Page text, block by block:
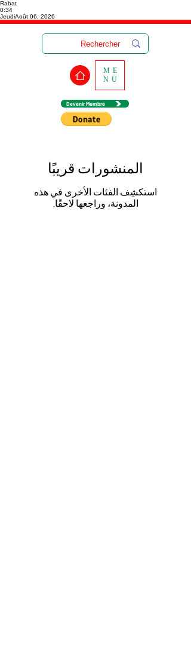
Rabat
0:34
JeudiAoût 06, 2026
Devenir Membre
ME
NU
المنشورات قريبًا
استكشِف الفئات الأخرى في هذه
المدونة، وراجعها لاحقًا.